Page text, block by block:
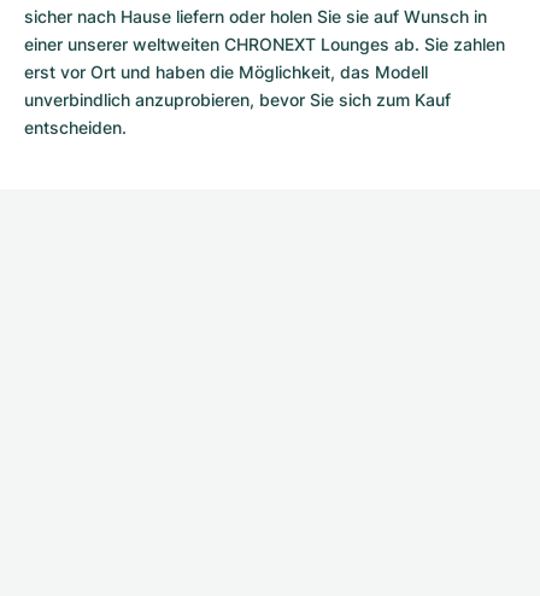
sicher nach Hause liefern oder holen Sie sie auf Wunsch in
einer unserer weltweiten CHRONEXT Lounges ab. Sie zahlen
erst vor Ort und haben die Möglichkeit, das Modell
unverbindlich anzuprobieren, bevor Sie sich zum Kauf
entscheiden.